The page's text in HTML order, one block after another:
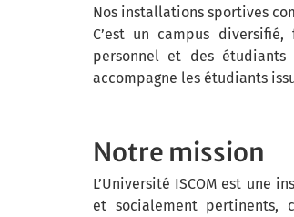
Nos installations sportives
C’est un campus
personnel et des
accompagne les étudiants
Notre mission
L’Université ISCOM est une
et socialement pertinents,